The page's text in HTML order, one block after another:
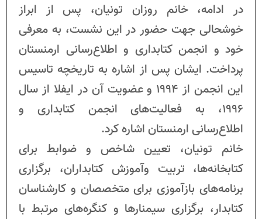
در ادامه، خانم روزان تونیان، پس از ابراز
خوشحالی جهت حضور در این نشست، به معرفی
خود و انجمن کتابداری و اطلاع‌رسانی ارمنستان
پرداخت. ایشان پس از اشاره به تاریخچه تاسیس
این انجمن از 1994 و عضویت آن در ایفلا از سال
1996، به فعالیت‌های انجمن کتابداری و
اطلاع‌رسانی ارمنستان اشاره کرد.
خانم تونیان، تعیین شاخص و ضوابط برای
کتابخانه‌ها، تربیت وآموزش کتابداران، برگزاری
برنامه‌های بازآموزی برای متخصصان و کارشناسان
کتابدار، برگزاری سیمنارها و کنگره‌های مرتبط با